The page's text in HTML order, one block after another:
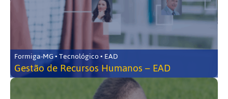
Formiga-MG • Tecnológico • EAD
Gestão de Recursos Humanos – EAD